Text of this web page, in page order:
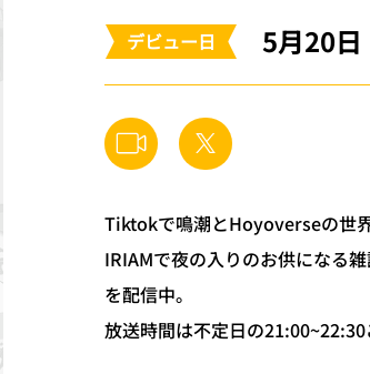
​デビュー日 5月20日
Tiktokで鳴潮とHoyoverseの世
IRIAMで夜の入りのお供になる
を配信中。
放送時間は不定日の21:00~22:30